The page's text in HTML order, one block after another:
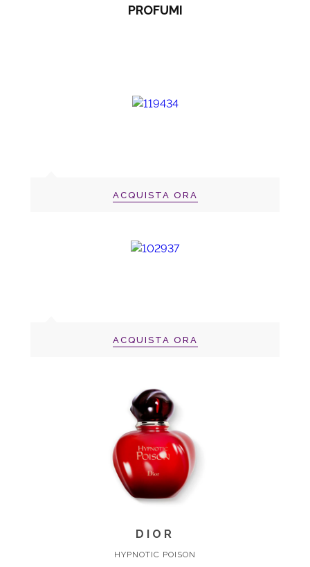
PROFUMI
ACQUISTA ORA
ACQUISTA ORA
DIOR
HYPNOTIC POISON